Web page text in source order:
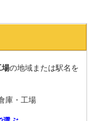
場の地域または駅名を
庫・工場